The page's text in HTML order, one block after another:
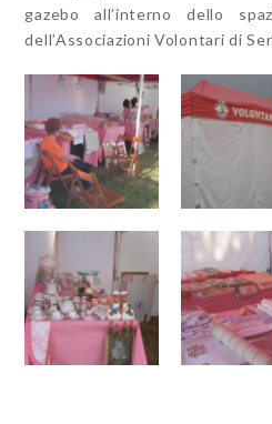
gazebo all’interno dello
dell’Associazioni Volontari di